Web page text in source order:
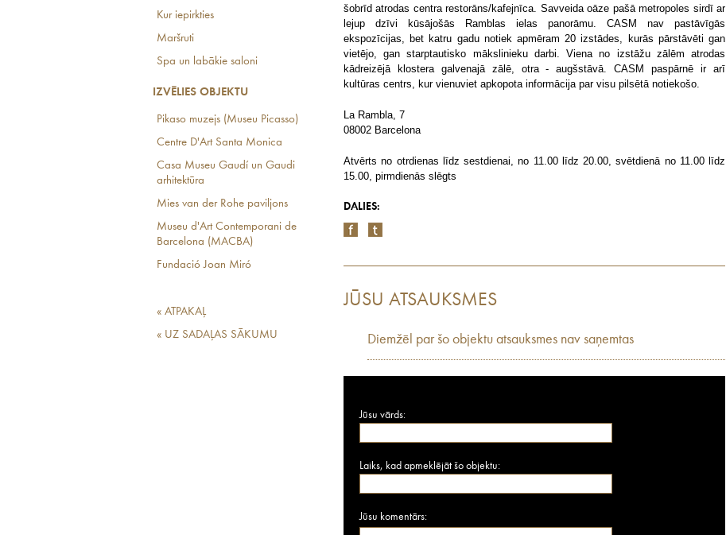
Kur iepirkties
Maršruti
Spa un labākie saloni
IZVĒLIES OBJEKTU
Pikaso muzejs (Museu Picasso)
Centre D'Art Santa Monica
Casa Museu Gaudí un Gaudi
arhitektūra
Mies van der Rohe paviljons
Museu d'Art Contemporani de
Barcelona (MACBA)
Fundació Joan Miró
« ATPAKAĻ
« UZ SADAĻAS SĀKUMU
šobrīd atrodas centra restorāns/kafejnīca. Savveida oāze pašā metropoles sirdī ar
lejup dzīvi kūsājošās Ramblas ielas panorāmu. CASM nav pastāvīgās
ekspozīcijas, bet katru gadu notiek apmēram 20 izstādes, kurās pārstāvēti gan
vietējo, gan starptautisko mākslinieku darbi. Viena no izstāžu zālēm atrodas
kādreizējā klostera galvenajā zālē, otra - augšstāvā. CASM paspārnē ir arī
kultūras centrs, kur vienuviet apkopota informācija par visu pilsētā notiekošo.
La Rambla, 7
08002 Barcelona
Atvērts no otrdienas līdz sestdienai, no 11.00 līdz 20.00, svētdienā no 11.00 līdz
15.00, pirmdienās slēgts
DALIES:
JŪSU ATSAUKSMES
Diemžēl par šo objektu atsauksmes nav saņemtas
Jūsu vārds:
Laiks, kad apmeklējāt šo objektu:
Jūsu komentārs: